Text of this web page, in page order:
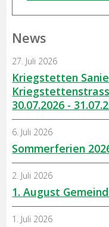
News
Kriegstetten
30.07.2026 -
27. Juli 2026
Sommerferien
6. Juli 2026
1. August
2. Juli 2026
1. Juli 2026